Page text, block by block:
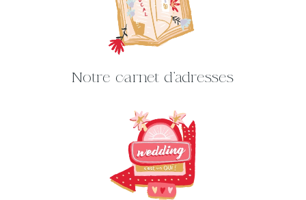
Notre carnet d'adresses